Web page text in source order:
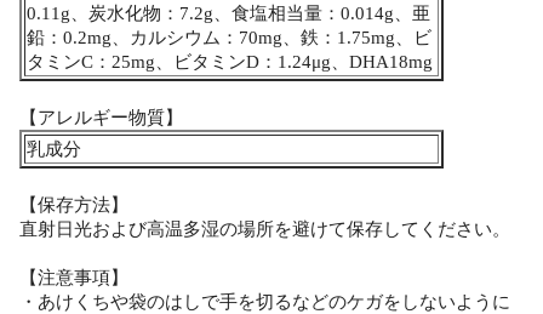
0.11g、炭水化物：7.2g、食塩相当量：0.014g、亜
鉛：0.2mg、カルシウム：70mg、鉄：1.75mg、ビ
タミンC：25mg、ビタミンD：1.24μg、DHA18mg
【アレルギー物質】
乳成分
【保存方法】
直射日光および高温多湿の場所を避けて保存してください。
【注意事項】
・あけくちや袋のはしで手を切るなどのケガをしないように